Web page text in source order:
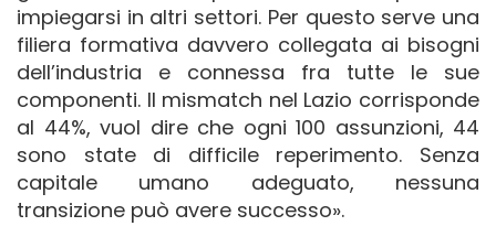
impiegarsi in altri settori. Per questo serve una
filiera formativa davvero collegata ai bisogni
dell’industria e connessa fra tutte le sue
componenti. Il mismatch nel Lazio corrisponde
al 44%, vuol dire che ogni 100 assunzioni, 44
sono state di difficile reperimento. Senza
capitale umano adeguato, nessuna
transizione può avere successo».